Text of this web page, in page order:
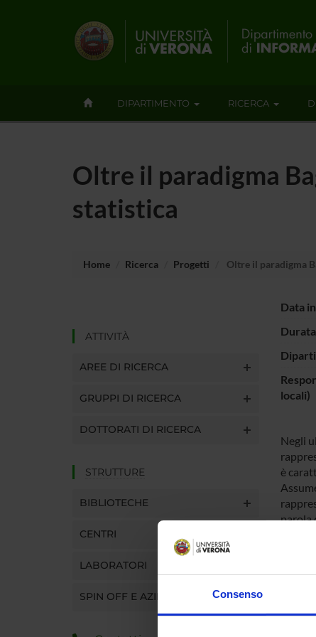
Consenso
DIPARTIMENTO RICERCA
Oltre il paradigma
statistica
Home Ricerca Progetti Oltre il paradigma
ATTIVITÀ
AREE DI RICERCA
GRUPPI DI RICERCA
DOTTORATI DI RICERCA
STRUTTURE
BIBLIOTECHE
CENTRI
LABORATORI
SPIN OFF E AZIENDE
Data
locali)
Negli
è
parola
testi,
BoW